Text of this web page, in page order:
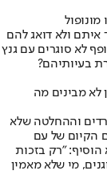
מונופול
איתם ולא דואג להם
לא סוגרים עם גנץ
בעיותיהם?
לא מבינים מה
וההחלטה שלא
הקיום של עם
הוסיף: "רק בזכות
מי שלא מאמין